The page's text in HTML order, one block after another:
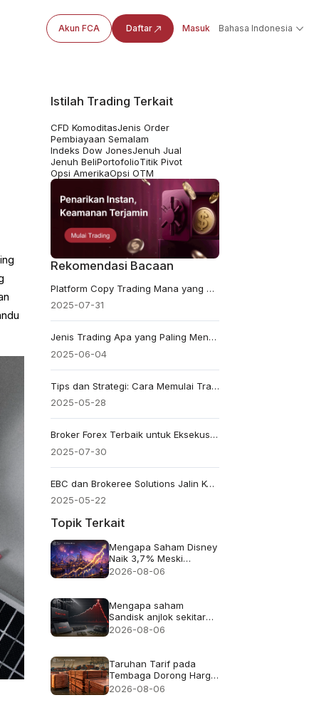
Akun FCA Daftar Masuk Bahasa Indonesia
Istilah Trading Terkait
CFD KomoditasJenis Order
Pembiayaan Semalam
Indeks Dow JonesJenuh Jual
Jenuh BeliPortofolioTitik Pivot
Opsi AmerikaOpsi OTM
Rekomendasi Bacaan
Platform Copy Trading Mana yang Terbaik untuk Pemula?
2025-07-31
Jenis Trading Apa yang Paling Menguntungkan di Tahun 2026?
2025-06-04
Tips dan Strategi: Cara Memulai Trading Sebagai Mahasiswa
2025-05-28
Broker Forex Terbaik untuk Eksekusi Cepat dan Leverage Tinggi
2025-07-30
EBC dan Brokeree Solutions Jalin Kemitraan Pengetahuan Strategis untuk Memberdayakan Komunitas Perdagangan Global
2025-05-22
Topik Terkait
Mengapa Saham Disney
Naik 3,7% Meski
Pendapatan Meleset
2026-08-06
Mengapa saham
Sandisk anjlok sekitar
13% meskipun
2026-08-06
Taruhan Tarif pada
Tembaga Dorong Harga
Tembaga ke Rekor
2026-08-06